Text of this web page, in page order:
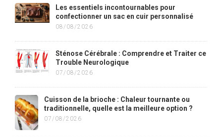
Les essentiels incontournables pour
confectionner un sac en cuir personnalisé
08/08/2026
Sténose Cérébrale : Comprendre et Traiter ce
Trouble Neurologique
07/08/2026
Cuisson de la brioche : Chaleur tournante ou
traditionnelle, quelle est la meilleure option ?
07/08/2026